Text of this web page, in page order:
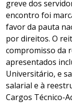
greve dos
encontro foi
favor da pauta
por direitos. O
compromisso da
apresentados
Universitário, e
salarial e à
Cargos Técnico-